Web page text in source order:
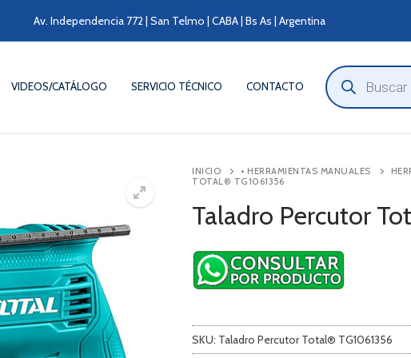
Av. Independencia 772 | San Telmo | CABA | Bs As | Argentina
VIDEOS/CATÁLOGO SERVICIO TÉCNICO CONTACTO
Búsqueda
de
productos
INICIO • HERRAMIENTAS MANUALES
TOTAL® TG1061356
Taladro Percutor
SKU: Taladro Percutor Total® TG1061356